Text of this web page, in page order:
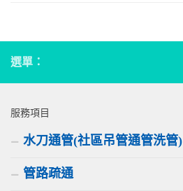
選單：
服務項目
水刀通管(社區吊管通管洗管)
管路疏通